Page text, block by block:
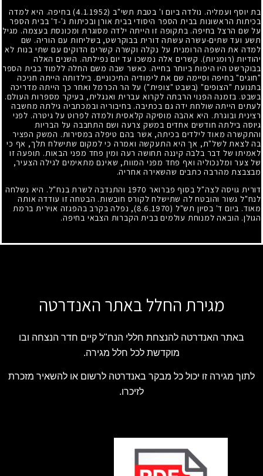
בת יוסף ועמליה. נולדה ביום ו' בטבת תשי"ב (4.1.1952)
בחיפה. היא למדה
בכיתות הראשונות בבית הספר היסודי בבית אורן ובכיתות ג'-ד' בבית הספר
על שם הרצל בחיפה. בתקופה זו הייתה ילדה מסוגרת ומכונסת בעצמה. מגיל
תשע ועד שתים-עשרה עשתה דורית בבוקרשט, בשליחות עם הוריה. שם
למדה את השפה הרומנית על נקלה וקשרה קשרים הדוקים עם שתי בנות לא
יהודיות (רומניות). קשרים אלה נמשכו עד יום נפילתה. השנים האלה
בבוקרשט היו היפות ביותר בחייה. כאשר שבה משם החלה ללמוד בבית הספר
"חוגים" בחיפה וסיימה שם את לימודיה התיכוניים. בילדותה הייתה חניכה
בתנועת "הצופים" (בשבט "צופית") על הר הכרמל ואחר כך הייתה מדריכה
בשבט. בזמנה הפנוי הרבתה לקרוא עברית ואנגלית, בעיקר מספרות העולם.
לעתים הייתה שולחת ידה גם בכתיבה. בחיבוריה ובמכתביה גילתה מחשבה
רצינית ובוגרת. היא אהבה מוסיקה קלאסית ולמדה לפרוט על גיטרה. לפני
גיוסה בילתה חודשים אחדים במשק צרעה ושם התחבבה על הבריות
והתקשרה מאוד לילדים בכיתה, אשר בהם טיפלה במסירות. המשק הפציר
בה לצאת לשל"ת, אך היא התעקשה ואמרה כי למקום שתישלח תלך, אף כי
לאמיתו של דבר בלבה קיננה תחושה רעה ומין פחד מפני הבאות. תופעה זו
של צער ומלנכוליה ואף פחד מפני המוות, שאינם מתאימים לגילה הצעיר,
מבצבצת מהרבה כתבים שהשאירה אחריה.
דורית גויסה לצה"ל בסוף פברואר 1970 והתנדבה לשרת בנח"ל. היא נשלחה
לנח"ל גשור והובטח לה שתישלח לקורס חובשות. הבטחה זו עודדה אותה
מאוד. ביום ד' בסיון תש"ל (8.6.1970)
, נפלה בקרב בהפגזה אוירית ברמת
הגולן. הובאה למנוחת עולמים בבית הקברות הצבאי בחיפה.
מגירת החלל באתר האנדרטה
באתר האנדרטה להנצחת חללי הנח"ל קיים חדר הנצחה ובו
מוקדשת לכל חלל מגירה.
לתוך מגירה זו יכול כל מבקר באנדרטה לרשום או להשאיר מזכרת
לזיכרו.